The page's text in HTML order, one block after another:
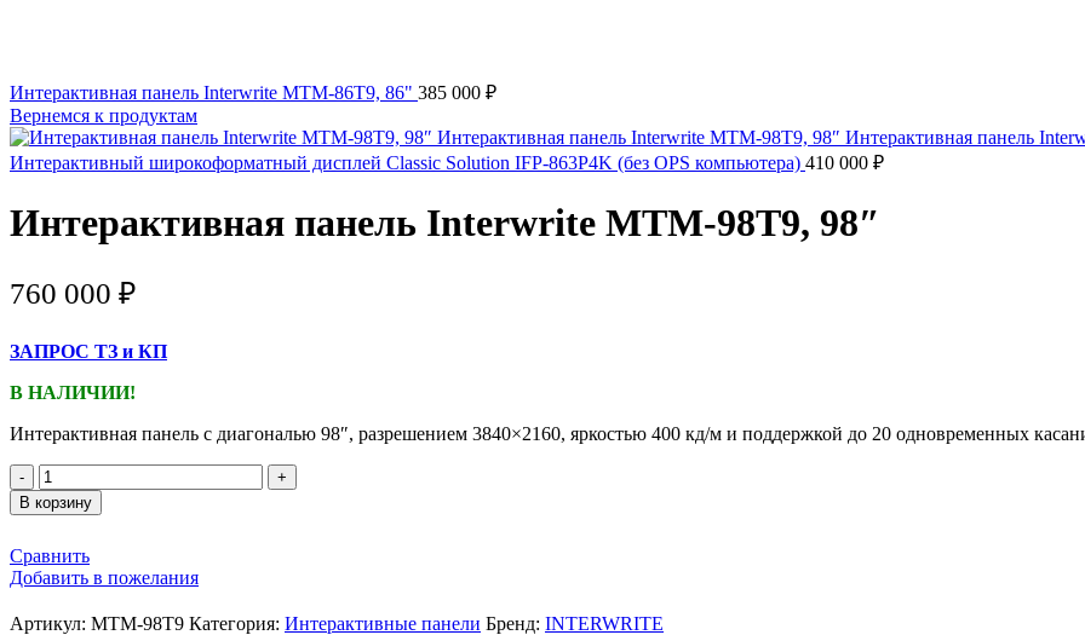
Интерактивная панель Interwrite MTM-86T9, 86" 385 000 ₽
Вернемся к продуктам
Интерактивный широкоформатный дисплей Classic Solution IFP-863P4K (без OPS компьютера) 410 000 ₽
Интерактивная панель Interwrite MTM-98T9, 98″
760 000 ₽
ЗАПРОС ТЗ и КП
В НАЛИЧИИ!
Интерактивная панель с диагональю 98″, разрешением 3840×2160, яркостью 400 кд/м и поддержкой до 20 одновременных
В корзину
Сравнить
Добавить в пожелания
Артикул: MTM-98T9 Категория: Интерактивные панели Бренд: INTERWRITE